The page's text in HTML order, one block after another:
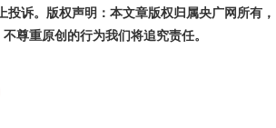
诉。版权声明：本文章版权归属央广网所有，
尊重原创的行为我们将追究责任。